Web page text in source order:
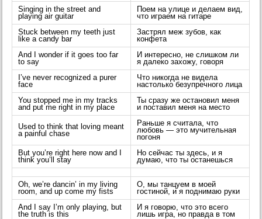
Singing in the street and
playing air guitar
Поем на улице и делаем вид,
что играем на гитаре
Stuck between my teeth just
like a candy bar
Застрял меж зубов, как
конфета
And I wonder if it goes too far
to say
И интересно, не слишком ли
я далеко захожу, говоря
I’ve never recognized a purer
face
Что никогда не видела
настолько безупречного лица
You stopped me in my tracks
and put me right in my place
Ты сразу же остановил меня
и поставил меня на место
Used to think that loving meant
a painful chase
Раньше я считала, что
любовь — это мучительная
погоня
But you’re right here now and I
think you’ll stay
Но сейчас ты здесь, и я
думаю, что ты останешься
Oh, we’re dancin’ in my living
room, and up come my fists
О, мы танцуем в моей
гостиной, и я поднимаю руки
And I say I’m only playing, but
the truth is this
И я говорю, что это всего
лишь игра, но правда в том